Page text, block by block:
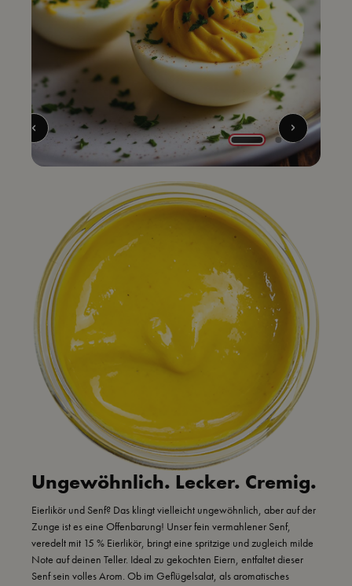
Ungewöhnlich. Lecker. Cremig.
Eierlikör und Senf? Das klingt vielleicht ungewöhnlich, aber auf der
Zunge ist es eine Offenbarung! Unser fein vermahlener Senf,
veredelt mit 15 % Eierlikör, bringt eine spritzige und zugleich milde
Note auf deinen Teller. Ideal zu gekochten Eiern, entfaltet dieser
Senf sein volles Arom. Ob im Geflügelsalat, als aromatisches